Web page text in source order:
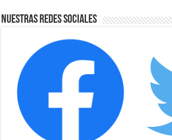
Nuestras Redes Sociales